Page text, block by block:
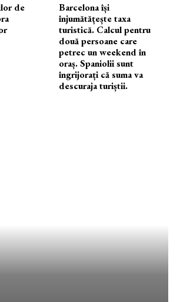
de
Barcelona își
înjumătățește taxa
turistică. Calcul pentru
două persoane care
petrec un weekend în
oraș. Spaniolii sunt
îngrijorați că suma va
descuraja turiștii.